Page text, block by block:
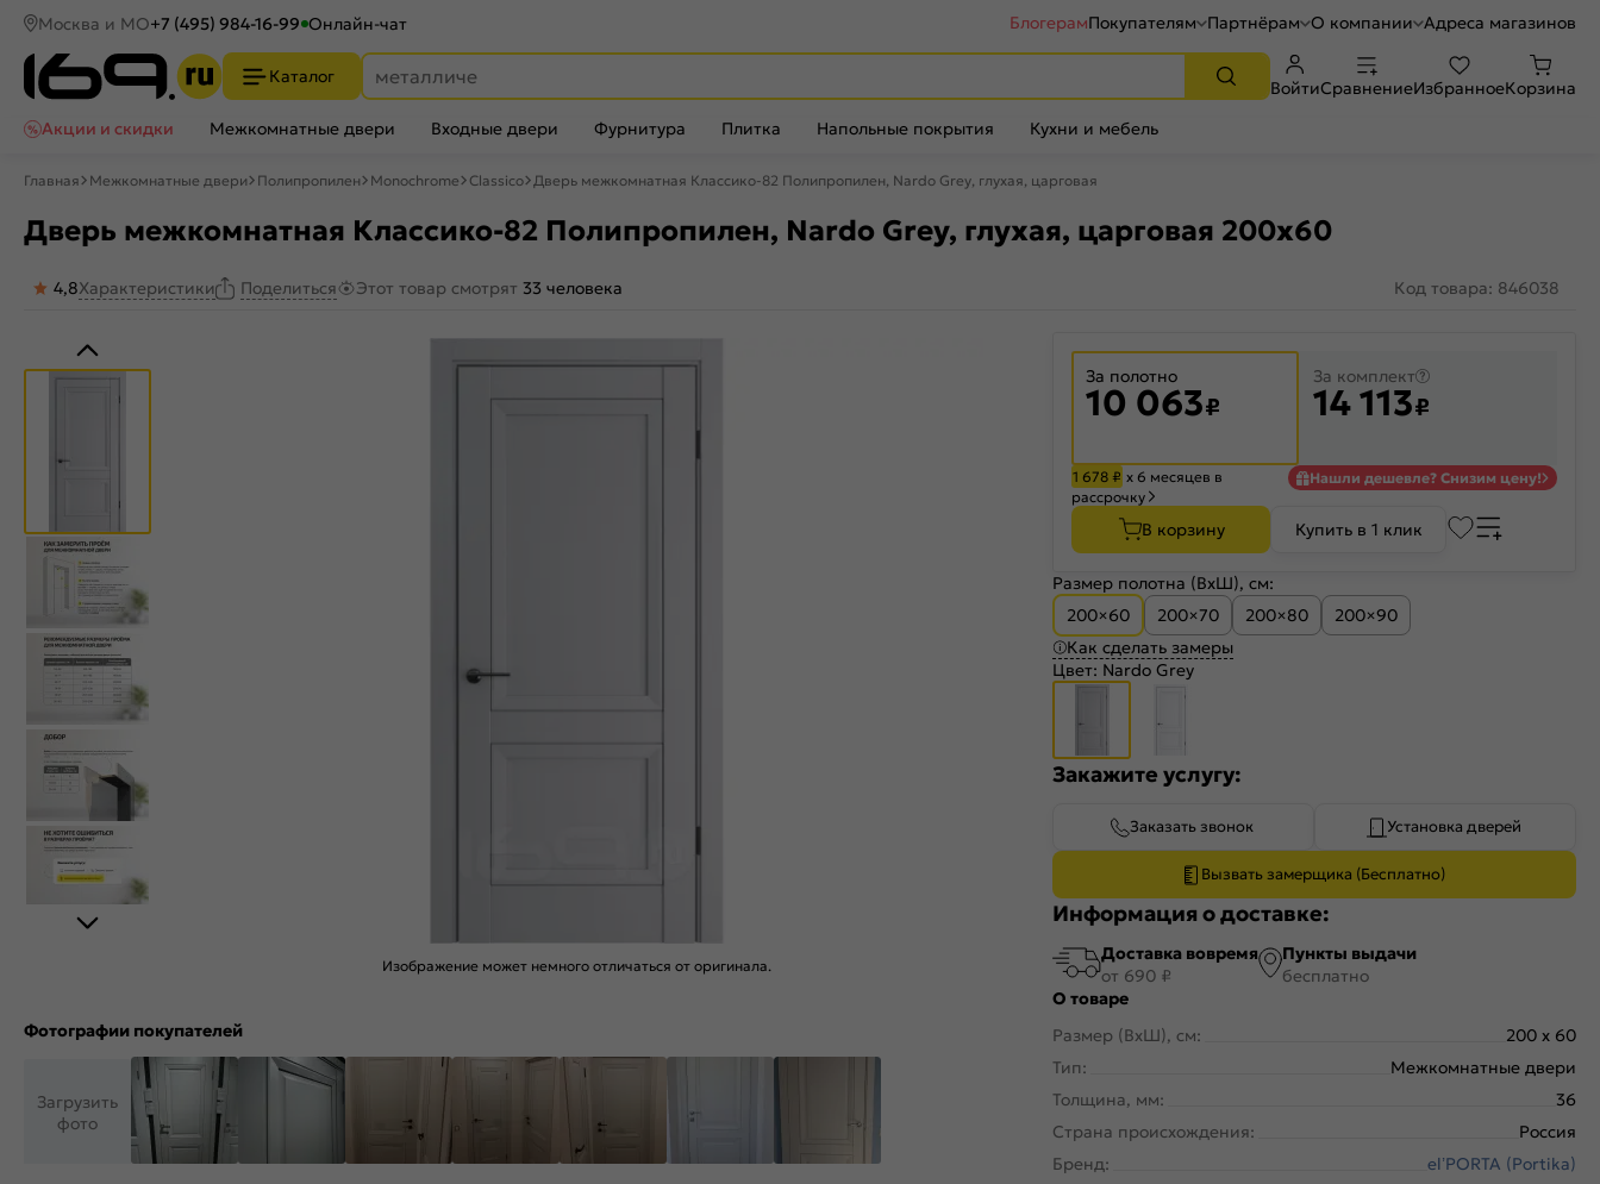
Москва и МО+7 (495) 984-16-99 Онлайн-чат БлогерамПокупателям Партнёрам О компании Адреса магазинов
Каталог
ВойтиСравнениеИзбранноеКорзина
Акции и скидки
Межкомнатные двери Входные двери Фурнитура Плитка Напольные покрытия Кухни и мебель
Главная Межкомнатные двери Полипропилен Monochrome Classico Дверь межкомнатная Классико-82 Полипропилен, Nardo Grey, глухая, царговая
Дверь межкомнатная Классико-82 Полипропилен, Nardo Grey, глухая, царговая 200x60
4,8Характеристики Поделиться Этот товар смотрят 33 человека Код товара: 846038
Изображение может немного отличаться от оригинала.
Фотографии покупателей
Загрузить
фото
За полотно
10 063₽
За комплект
14 113₽
1 678 ₽ х 6 месяцев в
рассрочку
Нашли дешевле? Снизим цену!
В корзину Купить в 1 клик
Размер полотна (ВхШ), см:
200×60
200×70 200×80
200×90
Как сделать замеры
Цвет: Nardo Grey
Закажите услугу:
Заказать звонок Установка дверей
Вызвать замерщика (Бесплатно)
Информация о доставке:
Доставка вовремя
от 690 ₽
Пункты выдачи
бесплатно
О товаре
Размер (ВхШ), см:
200 x 60
Тип:
Межкомнатные двери
Толщина, мм:
36
Страна происхождения:
Россия
Бренд:
el’PORTA (Portika)